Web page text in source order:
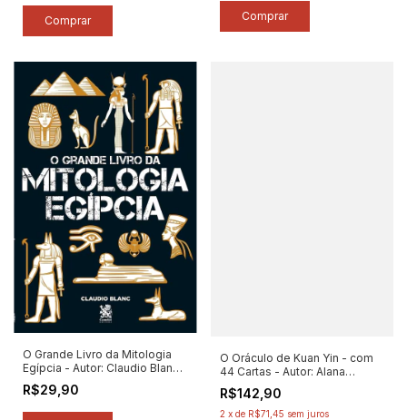
O Grande Livro da Mitologia
Egípcia - Autor: Claudio Blanc
(2021) [novo]
R$29,90
O Oráculo de Kuan Yin - com
44 Cartas - Autor: Alana
Fairchild (2024) [novo]
R$142,90
2 x de R$71,45 sem juros